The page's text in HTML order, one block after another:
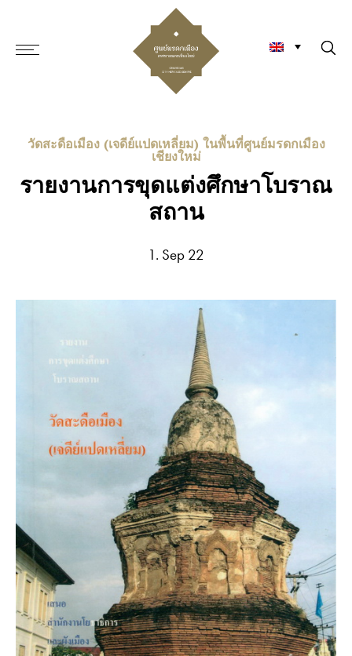
วัดสะดือเมือง (เจดีย์แปดเหลี่ยม) ในพื้นที่ศูนย์มรดกเมือง
เชียงใหม่
รายงานการขุดแต่งศึกษาโบราณ
สถาน
1. Sep 22